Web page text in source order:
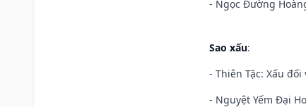
- Ngọc Đường
Sao xấu:
- Thiên Tặc: Xấu
- Nguyệt Yếm Đại